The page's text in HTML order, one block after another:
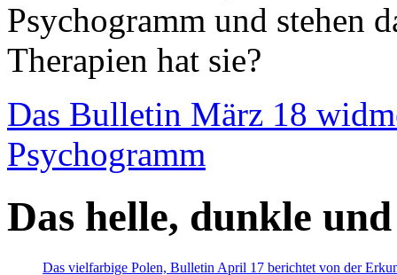
Psychogramm und stehen
Therapien hat sie?
Das Bulletin März 18
Psychogramm
Das helle, dunkle
Das vielfarbige Polen, Bulletin April 17 berichtet von der